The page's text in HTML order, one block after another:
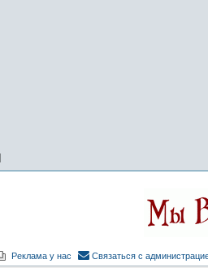
Реклама у нас Связаться с